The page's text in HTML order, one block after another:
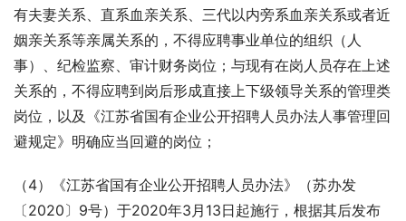
有夫妻关系、直系血亲关系、三代以内旁系血亲关系或者近
姻亲关系等亲属关系的，不得应聘事业单位的组织（人
事）、纪检监察、审计财务岗位；与现有在岗人员存在上述
关系的，不得应聘到岗后形成直接上下级领导关系的管理类
岗位，以及《江苏省国有企业公开招聘人员办法人事管理回
避规定》明确应当回避的岗位；
（4）《江苏省国有企业公开招聘人员办法》（苏办发
〔2020〕9号）于2020年3月13日起施行，根据其后发布